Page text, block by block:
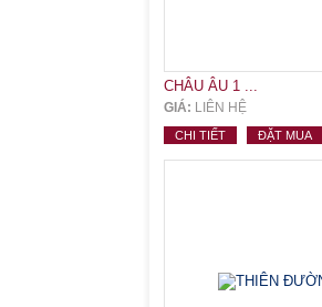
CHÂU ÂU 1 ...
GIÁ: LIÊN HỆ
CHI TIẾT ĐẶT MUA